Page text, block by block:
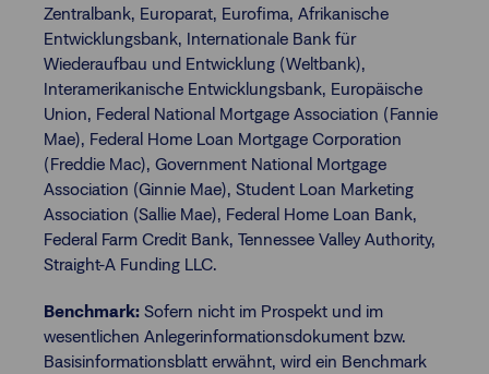
Zentralbank, Europarat, Eurofima, Afrikanische
Entwicklungsbank, Internationale Bank für
Wiederaufbau und Entwicklung (Weltbank),
Interamerikanische Entwicklungsbank, Europäische
Union, Federal National Mortgage Association (Fannie
Mae), Federal Home Loan Mortgage Corporation
(Freddie Mac), Government National Mortgage
Association (Ginnie Mae), Student Loan Marketing
Association (Sallie Mae), Federal Home Loan Bank,
Federal Farm Credit Bank, Tennessee Valley Authority,
Straight-A Funding LLC.
Benchmark: Sofern nicht im Prospekt und im
wesentlichen Anlegerinformationsdokument bzw.
Basisinformationsblatt erwähnt, wird ein Benchmark